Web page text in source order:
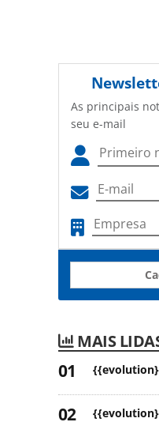
As principais
seu e-mail
MAIS